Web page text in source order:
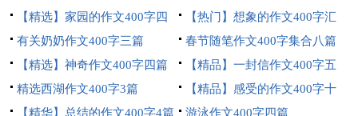
【精选】家园的作文400字四
篇
【热门】想象的作文400字汇
编8篇
有关奶奶作文400字三篇
春节随笔作文400字集合八篇
【精选】神奇作文400字四篇
【精品】一封信作文400字五
篇
精选西湖作文400字3篇
【精品】感受的作文400字十
篇
【精华】总结的作文400字4篇 游泳作文400字四篇